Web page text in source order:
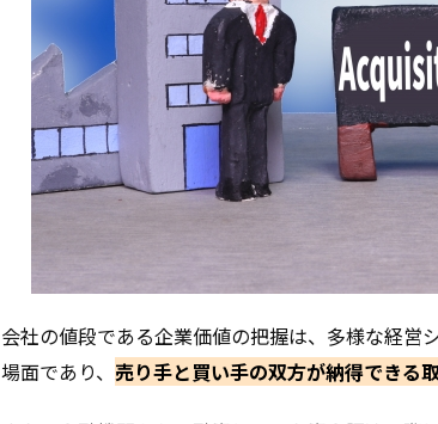
会社の値段である企業価値の把握は、多様な経営
場面であり、 売り手と買い手の双方が納得できる